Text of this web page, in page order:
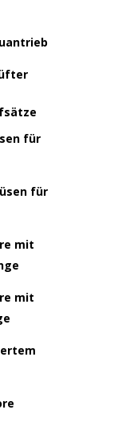
für
für
mit
mit